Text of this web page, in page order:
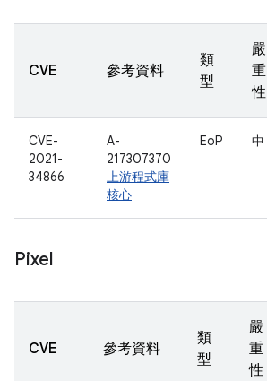
CVE 參考資料
類
型
嚴
重
性
CVE-
2021-
34866
A-
217307370
上游程式庫
核心
EoP 中
Pixel
CVE 參考資料
類
型
嚴
重
性